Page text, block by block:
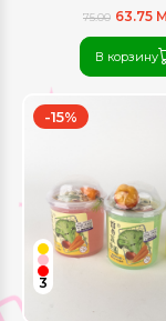
75.00 63.75
В корзину
-15%
3